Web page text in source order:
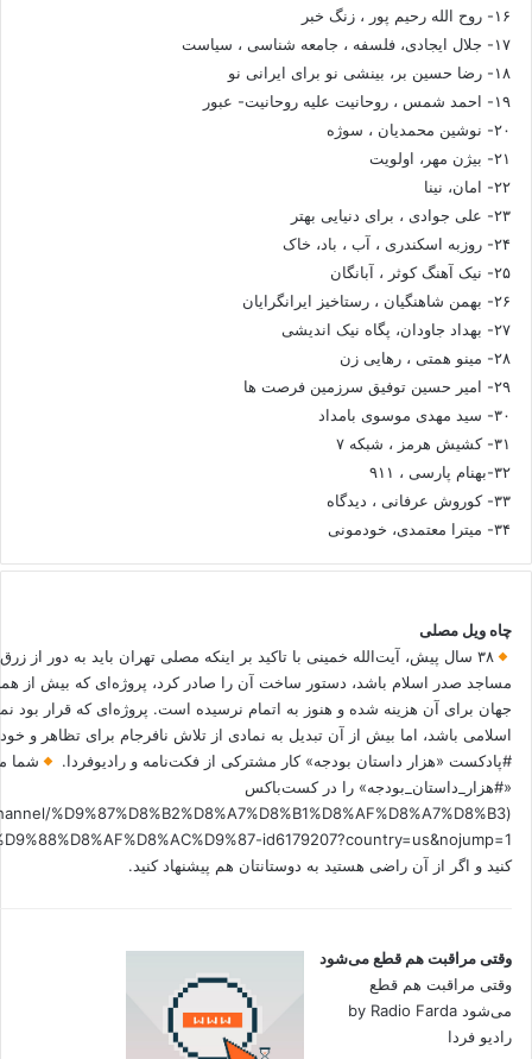
۱۶- روح الله رحیم پور ، زنگ خبر
۱۷- جلال ایجادی، فلسفه ، جامعه شناسی ، سیاست
۱۸- رضا حسین بر، بینشی نو برای ایرانی نو
۱۹- احمد شمس ، روحانیت علیه روحانیت- عبور
۲۰- نوشین محمدیان ، سوژه
۲۱- بیژن مهر، اولویت
۲۲- امان، نینا
۲۳- علی جوادی ، برای دنیایی بهتر
۲۴- روزبه اسکندری ، آب ، باد، خاک
۲۵- نیک آهنگ کوثر ، آبانگان
۲۶- بهمن شاهنگیان ، رستاخیز ایرانگرایان
۲۷- بهداد جاودان، پگاه نیک اندیشی
۲۸- مینو همتی ، رهایی زن
۲۹- امیر حسین توفیق سرزمین فرصت ها
۳۰- سید مهدی موسوی بامداد
۳۱- کشیش هرمز ، شبکه ۷
۳۲-بهنام پارسی ، ۹۱۱
۳۳- کوروش عرفانی ، دیدگاه
۳۴- میترا معتمدی، خودمونی
چاه ویل مصلی
۳۸ سال پیش، آیت‌الله خمینی با تاکید بر اینکه مصلی تهران باید به دور از
مساجد صدر اسلام باشد، دستور ساخت آن را صادر کرد، پروژه‌ای که بیش از
جهان برای آن هزینه شده و هنوز به اتمام نرسیده است. پروژه‌ای که قرار بود
اسلامی باشد، اما بیش از آن تبدیل به نمادی از تلاش نافرجام برای تظاهر و
#پادکست «هزار داستان بودجه» کار مشترکی از فکت‌نامه و رادیوفردا.
شما
«#هزار_داستان_بودجه» را در کست‌باکس
%D9%87%D8%B2%D8%A7%D8%B1%D8%AF%D8%A7%D8%B3
کنید و اگر از آن راضی هستید به دوستانتان هم پیشنهاد کنید.
وقتی مراقبت هم قطع می‌شود
وقتی مراقبت هم قطع
می‌شود by Radio Farda
رادیو فردا